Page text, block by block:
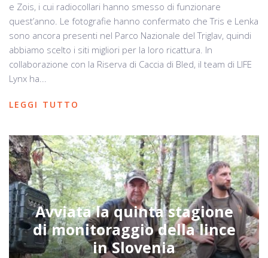
e Zois, i cui radiocollari hanno smesso di funzionare
quest’anno. Le fotografie hanno confermato che Tris e Lenka
sono ancora presenti nel Parco Nazionale del Triglav, quindi
abbiamo scelto i siti migliori per la loro ricattura. In
collaborazione con la Riserva di Caccia di Bled, il team di LIFE
Lynx ha...
LEGGI TUTTO
Avviata la quinta stagione
di monitoraggio della lince
in Slovenia